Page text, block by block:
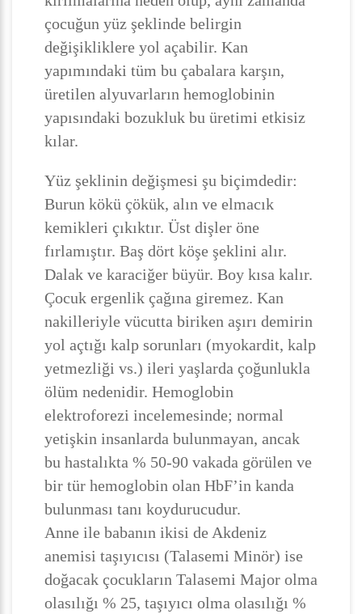
çocuğun yüz şeklinde belirgin
değişikliklere yol açabilir. Kan
yapımındaki tüm bu çabalara karşın,
üretilen alyuvarların hemoglobinin
yapısındaki bozukluk bu üretimi etkisiz
kılar.
Yüz şeklinin değişmesi şu biçimdedir:
Burun kökü çökük, alın ve elmacık
kemikleri çıkıktır. Üst dişler öne
fırlamıştır. Baş dört köşe şeklini alır.
Dalak ve karaciğer büyür. Boy kısa kalır.
Çocuk ergenlik çağına giremez. Kan
nakilleriyle vücutta biriken aşırı demirin
yol açtığı kalp sorunları (myokardit, kalp
yetmezliği vs.) ileri yaşlarda çoğunlukla
ölüm nedenidir. Hemoglobin
elektroforezi incelemesinde; normal
yetişkin insanlarda bulunmayan, ancak
bu hastalıkta % 50-90 vakada görülen ve
bir tür hemoglobin olan HbF’in kanda
bulunması tanı koydurucudur.
Anne ile babanın ikisi de Akdeniz
anemisi taşıyıcısı (Talasemi Minör) ise
doğacak çocukların Talasemi Major olma
olasılığı % 25, taşıyıcı olma olasılığı %